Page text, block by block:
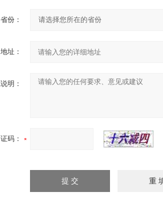
省份：
址：
明：
码：